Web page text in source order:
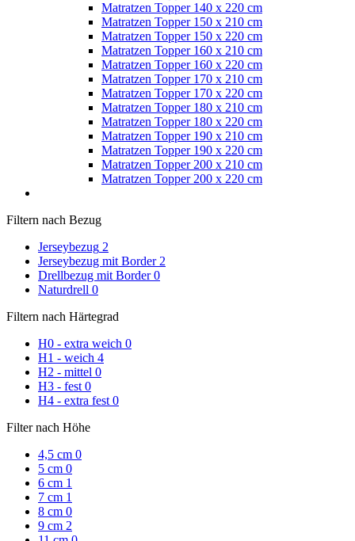
Matratzen Topper 140 x 220 cm
Matratzen Topper 150 x 210 cm
Matratzen Topper 150 x 220 cm
Matratzen Topper 160 x 210 cm
Matratzen Topper 160 x 220 cm
Matratzen Topper 170 x 210 cm
Matratzen Topper 170 x 220 cm
Matratzen Topper 180 x 210 cm
Matratzen Topper 180 x 220 cm
Matratzen Topper 190 x 210 cm
Matratzen Topper 190 x 220 cm
Matratzen Topper 200 x 210 cm
Matratzen Topper 200 x 220 cm
Filtern nach Bezug
Jerseybezug 2
Jerseybezug mit Border 2
Drellbezug mit Border 0
Naturdrell 0
Filtern nach Härtegrad
H0 - extra weich 0
H1 - weich 4
H2 - mittel 0
H3 - fest 0
H4 - extra fest 0
Filter nach Höhe
4,5 cm 0
5 cm 0
6 cm 1
7 cm 1
8 cm 0
9 cm 2